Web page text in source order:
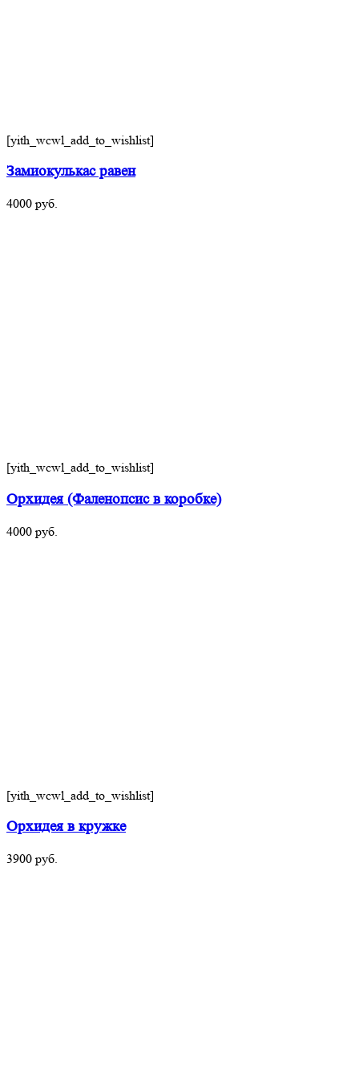
[yith_wcwl_add_to_wishlist]
Замиокулькас равен
4000 руб.
[yith_wcwl_add_to_wishlist]
Орхидея (Фаленопсис в коробке)
4000 руб.
[yith_wcwl_add_to_wishlist]
Орхидея в кружке
3900 руб.